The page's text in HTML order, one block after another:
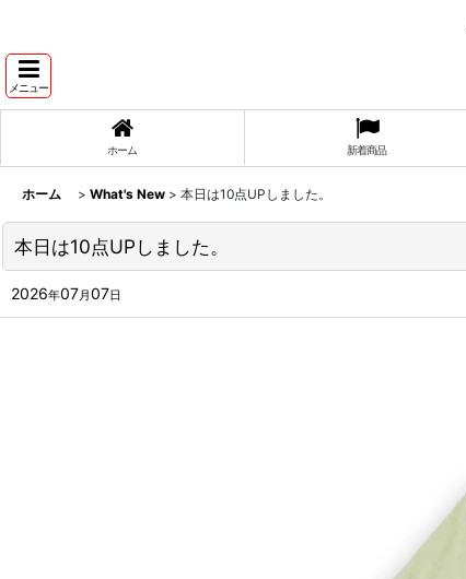
メニュー
ホーム 新着商品
ホーム > What's New > 本日は10点UPしました。
本日は10点UPしました。
2026年07月07日